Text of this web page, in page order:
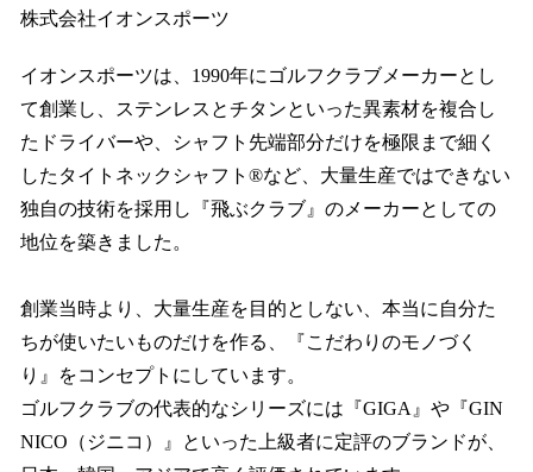
株式会社イオンスポーツ
イオンスポーツは、1990年にゴルフクラブメーカーとし
て創業し、ステンレスとチタンといった異素材を複合し
たドライバーや、シャフト先端部分だけを極限まで細く
したタイトネックシャフト®など、大量生産ではできない
独自の技術を採用し『飛ぶクラブ』のメーカーとしての
地位を築きました。
創業当時より、大量生産を目的としない、本当に自分た
ちが使いたいものだけを作る、『こだわりのモノづく
り』をコンセプトにしています。
ゴルフクラブの代表的なシリーズには『GIGA』や『GIN
NICO（ジニコ）』といった上級者に定評のブランドが、